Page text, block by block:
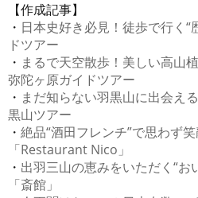
【作成記事】
・ 日本史好き必見！徒歩で行く“
ドツアー
・ まるで天空散歩！美しい高山
弥陀ヶ原ガイドツアー
・ まだ知らない羽黒山に出会え
黒山ツアー
・ 絶品“酒田フレンチ”で思わず
「Restaurant Nico」
・ 出羽三山の恵みをいただく“お
「斎館」